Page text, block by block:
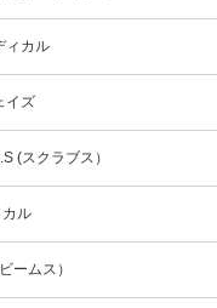
ィカル
イズ
(スクラブス）
ル
ームス）